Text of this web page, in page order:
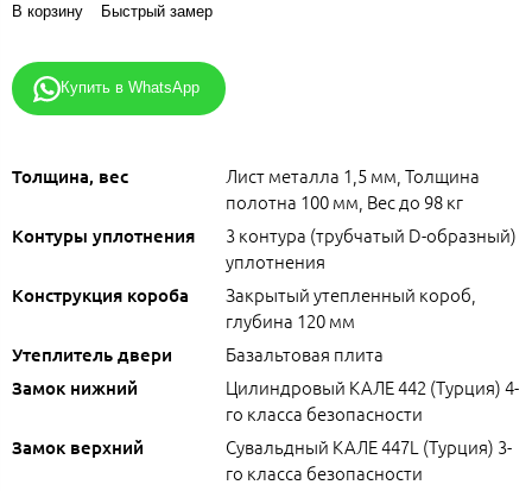
В корзину Быстрый замер
Купить в WhatsApp
Толщина, вес
Лист металла 1,5 мм, Толщина
полотна 100 мм, Вес до 98 кг
Контуры уплотнения
3 контура (трубчатый D-образный)
уплотнения
Конструкция короба
Закрытый утепленный короб,
глубина 120 мм
Утеплитель двери Базальтовая плита
Замок нижний
Цилиндровый КАЛЕ 442 (Турция) 4-
го класса безопасности
Замок верхний
Сувальдный КАЛЕ 447L (Турция) 3-
го класса безопасности